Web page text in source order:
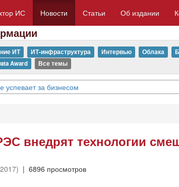
ИС Новости Статьи Об издании
ИТ ИТ-инфраструктура Интервью Облака
Award Все темы
успевает за бизнесом
внедрят технологии
| 6896 просмотров